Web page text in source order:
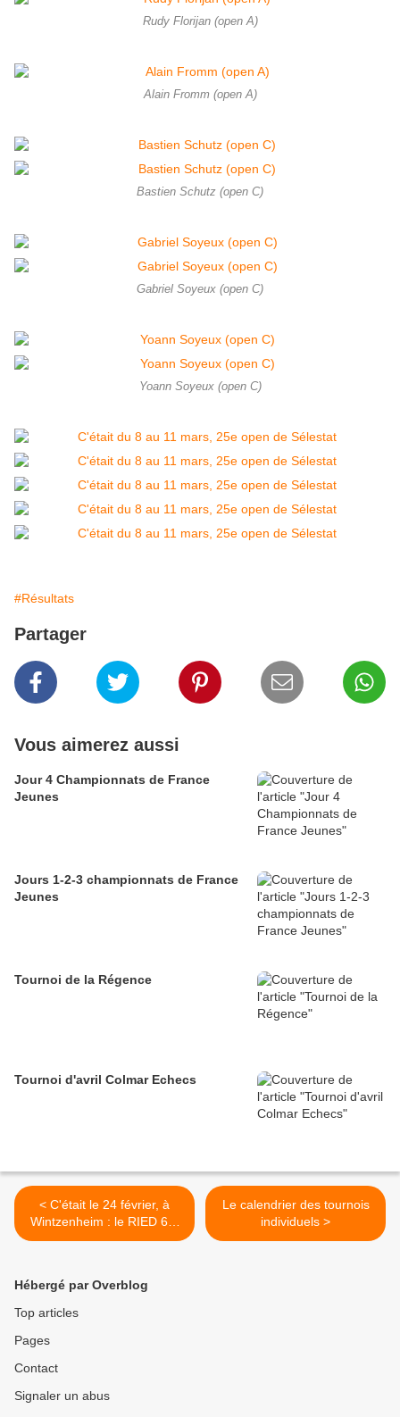
Rudy Florijan (open A)
Alain Fromm (open A)
Bastien Schutz (open C)
Gabriel Soyeux (open C)
Yoann Soyeux (open C)
#Résultats
Partager
Vous aimerez aussi
Jour 4 Championnats de France
Jeunes
Jours 1-2-3 championnats de France
Jeunes
Tournoi de la Régence
Tournoi d'avril Colmar Echecs
< C'était le 24 février, à
Wintzenheim : le RIED 68,
troisième étape
Le calendrier des tournois
individuels >
Hébergé par Overblog
Top articles
Pages
Contact
Signaler un abus